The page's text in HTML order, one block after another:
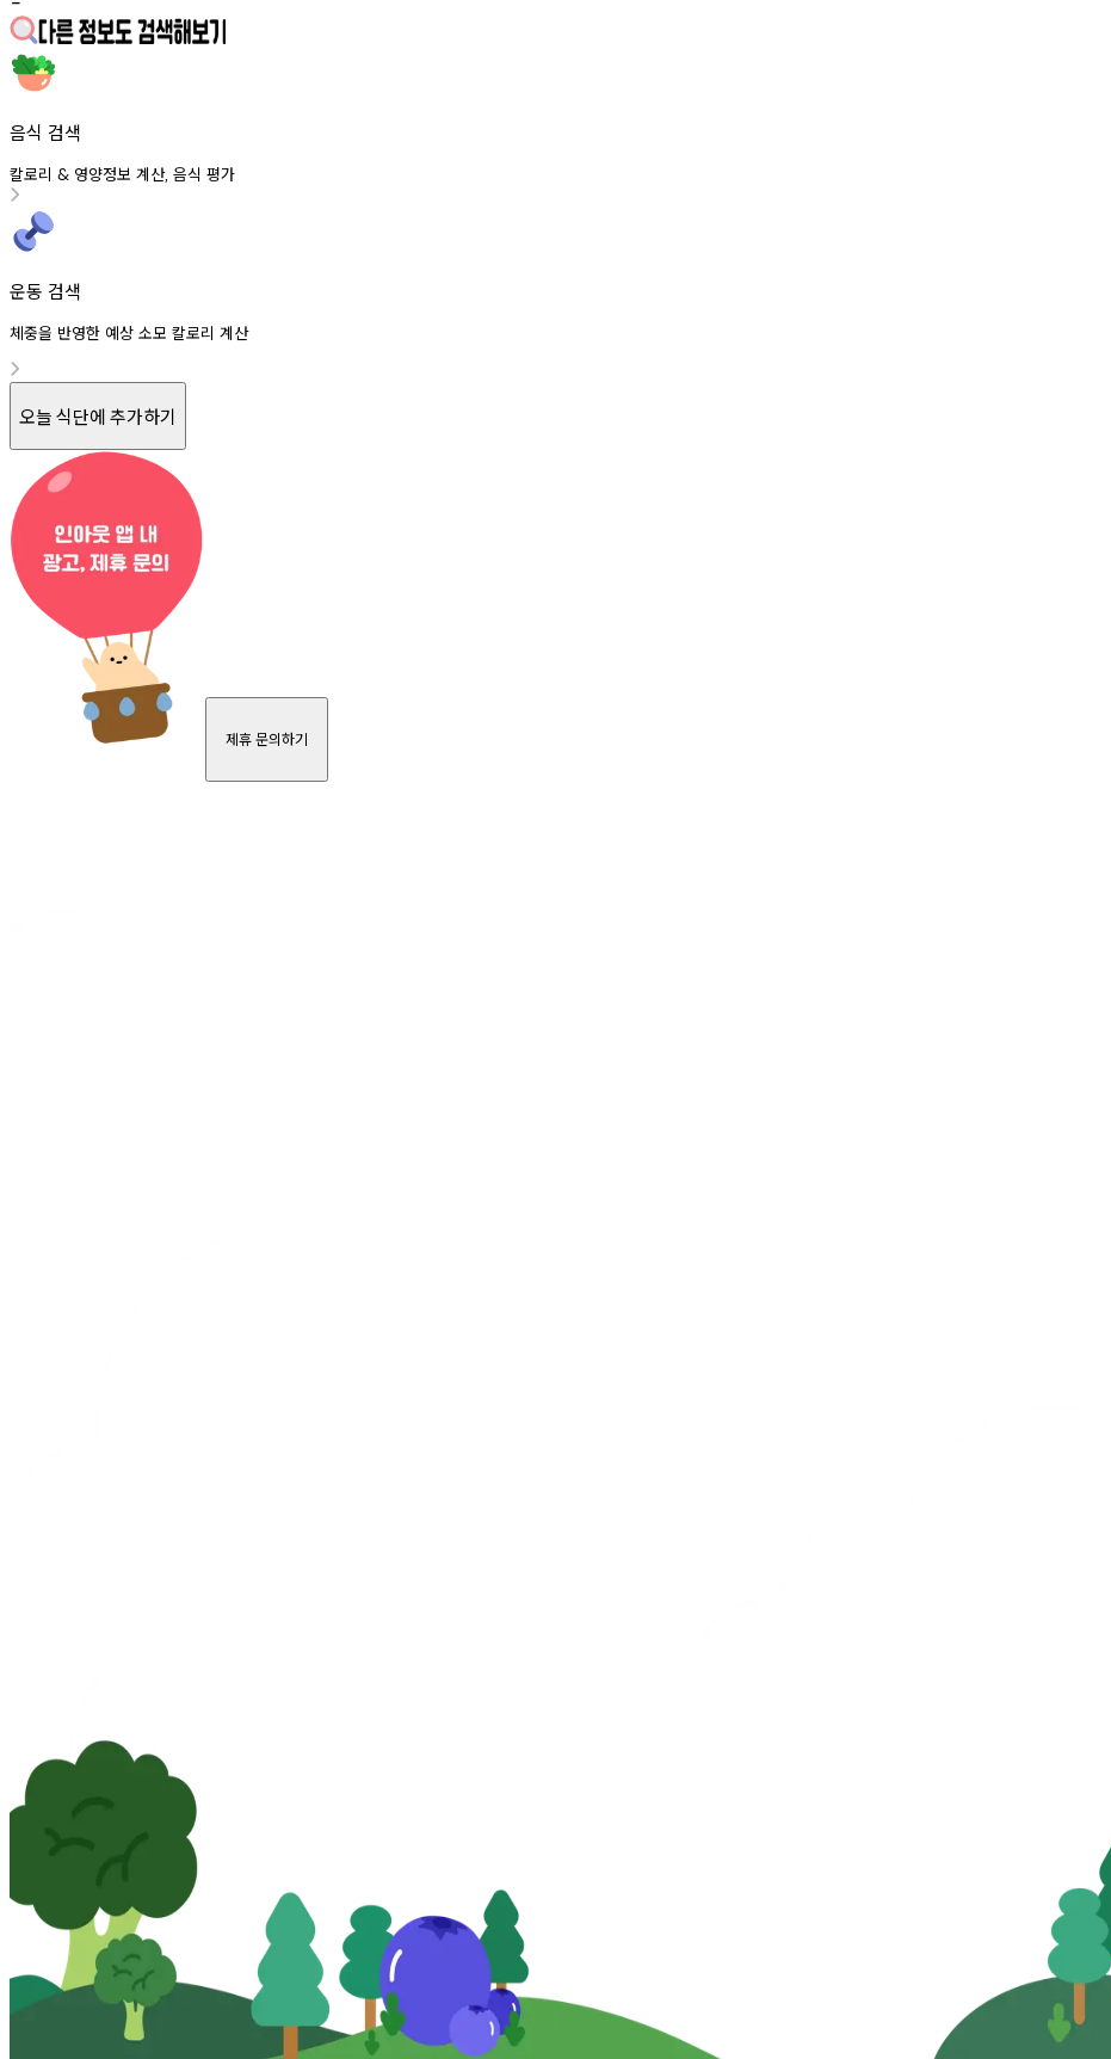
음식 검색
칼로리 & 영양정보 계산, 음식 평가
운동 검색
체중을 반영한 예상 소모 칼로리 계산
오늘 식단에 추가하기
제휴 문의하기